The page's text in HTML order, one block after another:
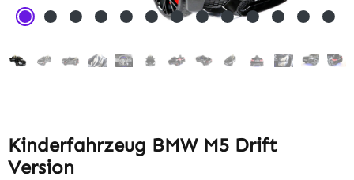
Kinderfahrzeug BMW M5 Drift
Version